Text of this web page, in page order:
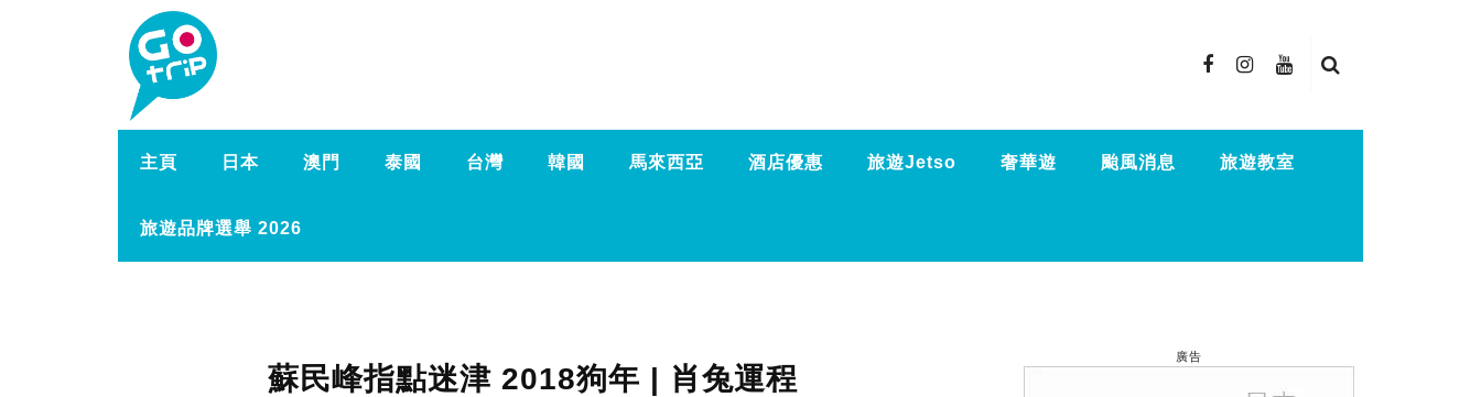
主頁 日本 澳門 泰國 台灣 韓國 馬來西亞 酒店優惠 旅遊Jetso 奢華遊 颱風消息 旅遊教室
旅遊品牌選舉 2026
蘇民峰指點迷津 2018狗年 | 肖兔運程
廣告